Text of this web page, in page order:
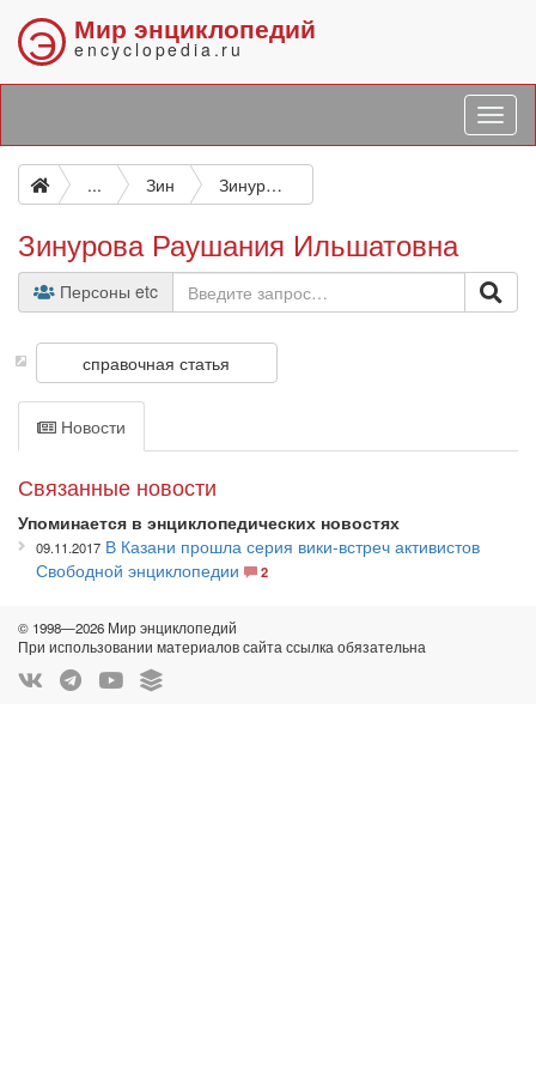
Э Мир энциклопедий
encyclopedia.ru
... Зин Зинурова Раушания Ильшатовна
Зинурова Раушания Ильшатовна
Персоны etc
справочная статья
Новости
Связанные новости
Упоминается в энциклопедических новостях
09.11.2017 В Казани прошла серия вики-встреч активистов
Свободной энциклопедии
2
© 1998—2026 Мир энциклопедий
При использовании материалов сайта ссылка обязательна